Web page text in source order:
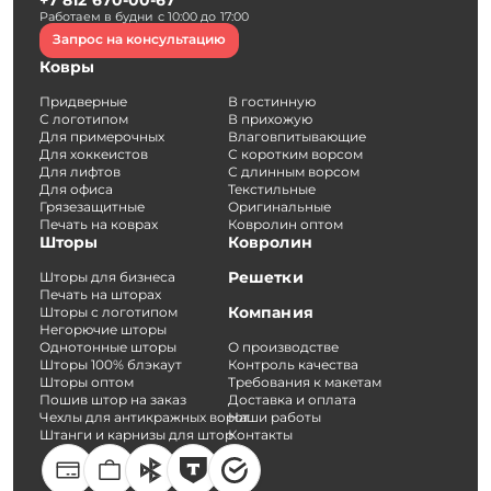
Работаем в будни с 10:00 до 17:00
Запрос на консультацию
Ковры
Придверные
С логотипом
Для примерочных
Для хоккеистов
Для лифтов
Для офиса
Грязезащитные
Печать на коврах
В гостинную
В прихожую
Влаговпитывающие
С коротким ворсом
С длинным ворсом
Текстильные
Оригинальные
Ковролин оптом
Шторы
Шторы для бизнеса
Печать на шторах
Шторы с логотипом
Негорючие шторы
Однотонные шторы
Шторы 100% блэкаут
Шторы оптом
Пошив штор на заказ
Чехлы для антикражных ворот
Штанги и карнизы для штор
Ковролин
Решетки
Компания
О производстве
Контроль качества
Требования к макетам
Доставка и оплата
Наши работы
Контакты